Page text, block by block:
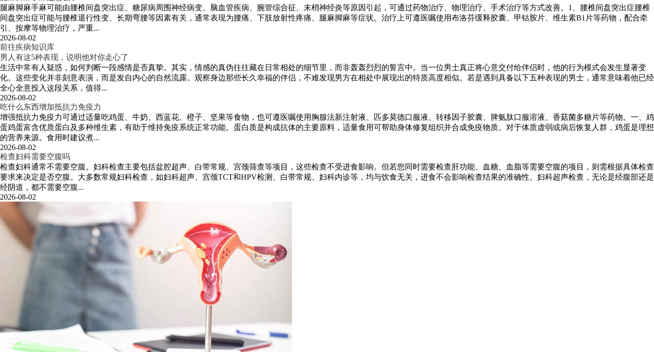
腿麻脚麻手麻可能由腰椎间盘突出症、糖尿病周围神经病变、脑血管疾病、腕管综合征、末梢神经炎等原因引起，可通过药物治疗、物理治疗、手术治疗等方式改善。1、腰椎间盘突出症腰椎
间盘突出症可能与腰椎退行性变、长期弯腰等因素有关，通常表现为腰痛、下肢放射性疼痛、腿麻脚麻等症状。治疗上可遵医嘱使用布洛芬缓释胶囊、甲钴胺片、维生素B1片等药物，配合牵
引、按摩等物理治疗，严重...
2026-08-02
前往疾病知识库
男人有这5种表现，说明他对你走心了
生活中常有人疑惑，如何判断一段感情是否真挚。其实，情感的真伪往往藏在日常相处的细节里，而非轰轰烈烈的誓言中。当一位男士真正将心意交付给伴侣时，他的行为模式会发生显著变
化。这些变化并非刻意表演，而是发自内心的自然流露。观察身边那些长久幸福的伴侣，不难发现男方在相处中展现出的特质高度相似。若是遇到具备以下五种表现的男士，通常意味着他已经
全心全意投入这段关系，值得...
2026-08-02
吃什么东西增加抵抗力免疫力
增强抵抗力免疫力可通过适量吃鸡蛋、牛奶、西蓝花、橙子、坚果等食物，也可遵医嘱使用胸腺法新注射液、匹多莫德口服液、转移因子胶囊、脾氨肽口服溶液、香菇菌多糖片等药物。一、鸡
蛋鸡蛋富含优质蛋白及多种维生素，有助于维持免疫系统正常功能。蛋白质是构成抗体的主要原料，适量食用可帮助身体修复组织并合成免疫物质。对于体质虚弱或病后恢复人群，鸡蛋是理想
的营养来源。食用时建议煮...
2026-08-02
检查妇科需要空腹吗
检查妇科通常不需要空腹。妇科检查主要包括盆腔超声、白带常规、宫颈筛查等项目，这些检查不受进食影响。但若您同时需要检查肝功能、血糖、血脂等需要空腹的项目，则需根据具体检查
要求来决定是否空腹。大多数常规妇科检查，如妇科超声、宫颈TCT和HPV检测、白带常规、妇科内诊等，均与饮食无关，进食不会影响检查结果的准确性。妇科超声检查，无论是经腹部还是
经阴道，都不需要空腹...
2026-08-02